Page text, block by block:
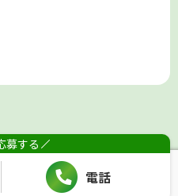
募する
電話
要な安全管理措置を講じ
ンテンツにおいてCookie
ラフィックデータの収集の
す。このトラフィックデー
人を特定するものではあ
を無効にすることで収集を
業. All Rights Reserved.